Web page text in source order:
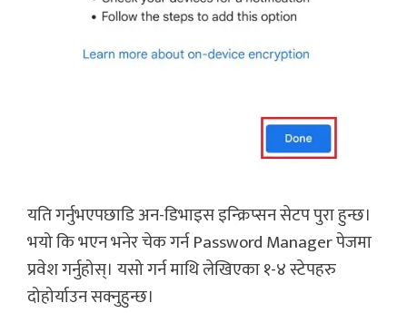
यति गर्नुभएपछाडि अन-डिभाइस इन्क्रिप्सन सेटप पुरा हुन्छ।
भयो कि भएन भनेर चेक गर्न Password Manager पेजमा
प्रवेश गर्नुहोस्। यसो गर्न माथि लेखिएका १-४ स्टेपहरु
दोहोर्याउन सक्नुहुन्छ।